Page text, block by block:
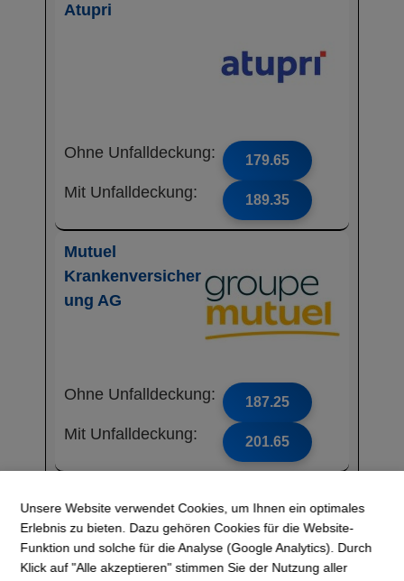
Atupri
Ohne Unfalldeckung: 179.65
Mit Unfalldeckung: 189.35
Mutuel
Krankenversicher
ung AG
Ohne Unfalldeckung: 187.25
Mit Unfalldeckung: 201.65
Unsere Website verwendet Cookies, um Ihnen ein optimales
Erlebnis zu bieten. Dazu gehören Cookies für die Website-
Funktion und solche für die Analyse (Google Analytics). Durch
Klick auf "Alle akzeptieren" stimmen Sie der Nutzung aller